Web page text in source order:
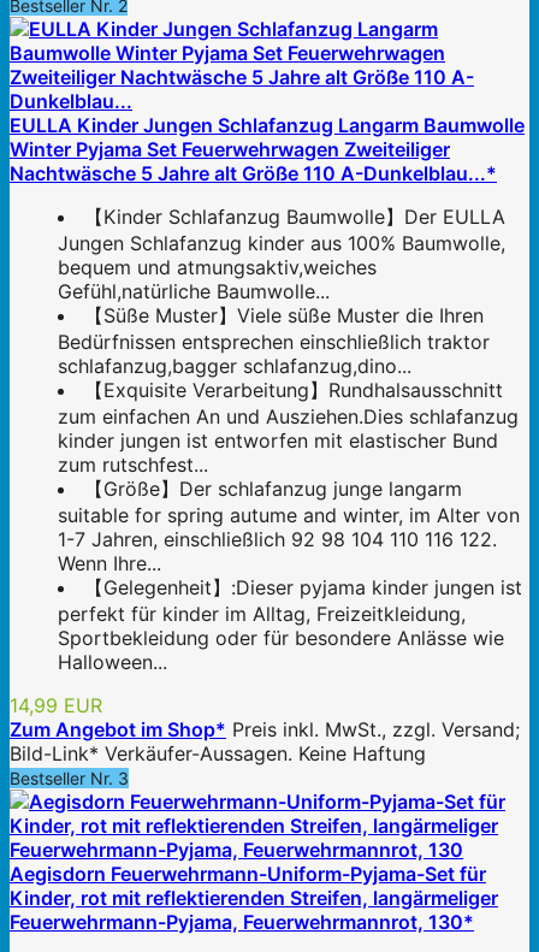
Bestseller Nr. 2
EULLA Kinder Jungen Schlafanzug Langarm Baumwolle
Winter Pyjama Set Feuerwehrwagen Zweiteiliger
Nachtwäsche 5 Jahre alt Größe 110 A-Dunkelblau...*
【Kinder Schlafanzug Baumwolle】Der EULLA
Jungen Schlafanzug kinder aus 100% Baumwolle,
bequem und atmungsaktiv,weiches
Gefühl,natürliche Baumwolle...
【Süße Muster】Viele süße Muster die Ihren
Bedürfnissen entsprechen einschließlich traktor
schlafanzug,bagger schlafanzug,dino...
【Exquisite Verarbeitung】Rundhalsausschnitt
zum einfachen An und Ausziehen.Dies schlafanzug
kinder jungen ist entworfen mit elastischer Bund
zum rutschfest...
【Größe】Der schlafanzug junge langarm
suitable for spring autume and winter, im Alter von
1-7 Jahren, einschließlich 92 98 104 110 116 122.
Wenn Ihre...
【Gelegenheit】:Dieser pyjama kinder jungen ist
perfekt für kinder im Alltag, Freizeitkleidung,
Sportbekleidung oder für besondere Anlässe wie
Halloween...
14,99 EUR
Zum Angebot im Shop* Preis inkl. MwSt., zzgl. Versand;
Bild-Link* Verkäufer-Aussagen. Keine Haftung
Bestseller Nr. 3
Aegisdorn Feuerwehrmann-Uniform-Pyjama-Set für
Kinder, rot mit reflektierenden Streifen, langärmeliger
Feuerwehrmann-Pyjama, Feuerwehrmannrot, 130*